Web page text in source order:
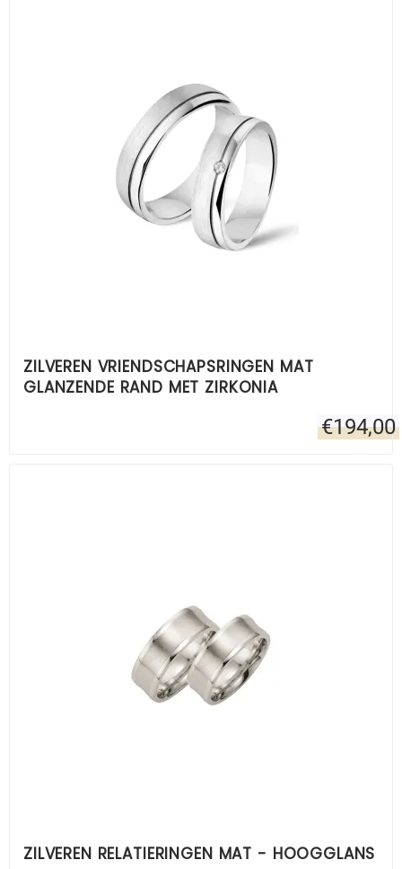
ZILVEREN VRIENDSCHAPSRINGEN MAT
GLANZENDE RAND MET ZIRKONIA
€194,00
ZILVEREN RELATIERINGEN MAT - HOOGGLANS